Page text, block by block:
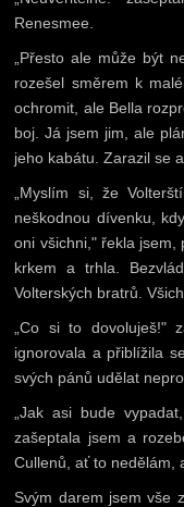
Renesmee.
„Přesto ale může být
rozešel směrem k
ochromit, ale Bella
boj. Já jsem jim, ale
jeho kabátu. Zarazil se
„Myslím si, že
neškodnou dívenku,
oni všichni," řekla jsem,
krkem a trhla.
Volterských bratrů.
„Co si to dovoluješ!"
ignorovala a přiblížila
svých pánů udělat
„Jak asi bude
zašeptala jsem a
Cullenů, ať to nedělám,
Svým darem jsem vše